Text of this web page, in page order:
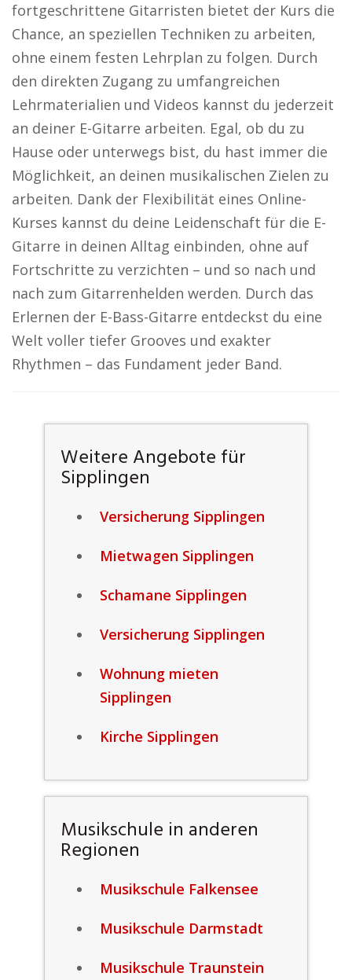
fortgeschrittene Gitarristen bietet der Kurs die
Chance, an speziellen Techniken zu arbeiten,
ohne einem festen Lehrplan zu folgen. Durch
den direkten Zugang zu umfangreichen
Lehrmaterialien und Videos kannst du jederzeit
an deiner E-Gitarre arbeiten. Egal, ob du zu
Hause oder unterwegs bist, du hast immer die
Möglichkeit, an deinen musikalischen Zielen zu
arbeiten. Dank der Flexibilität eines Online-
Kurses kannst du deine Leidenschaft für die E-
Gitarre in deinen Alltag einbinden, ohne auf
Fortschritte zu verzichten – und so nach und
nach zum Gitarrenhelden werden. Durch das
Erlernen der E-Bass-Gitarre entdeckst du eine
Welt voller tiefer Grooves und exakter
Rhythmen – das Fundament jeder Band.
Weitere Angebote für
Sipplingen
Versicherung Sipplingen
Mietwagen Sipplingen
Schamane Sipplingen
Versicherung Sipplingen
Wohnung mieten
Sipplingen
Kirche Sipplingen
Musikschule in anderen
Regionen
Musikschule Falkensee
Musikschule Darmstadt
Musikschule Traunstein